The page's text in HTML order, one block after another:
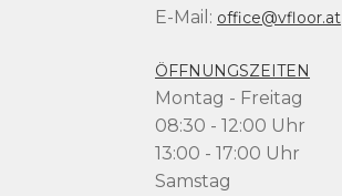
E-Mail: office@vfloor.at
ÖFFNUNGSZEITEN
Montag - Freitag
08:30 - 12:00 Uhr
13:00 - 17:00 Uhr
Samstag